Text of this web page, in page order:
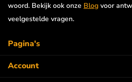
woord. Bekijk ook onze Blog voor
veelgestelde vragen.
Pagina's
Account